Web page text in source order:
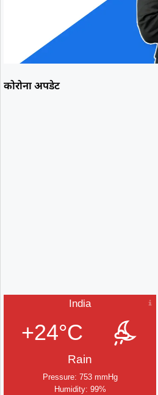
कोरोना अपडेट
India
+24°C
Rain
Pressure: 753 mmHg
Humidity: 99%